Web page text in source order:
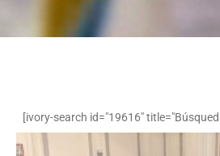
[ivory-search id="19616"